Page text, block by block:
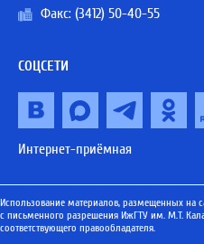
Факс: (3412) 50-40-55
СОЦСЕТИ
Интернет-приёмная
Использование материалов, размещенных на
с письменного разрешения ИжГТУ им. М.Т.
соответствующего правообладателя.